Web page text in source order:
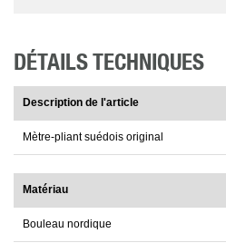
DÉTAILS TECHNIQUES
Description de l'article
Mètre-pliant suédois original
Matériau
Bouleau nordique